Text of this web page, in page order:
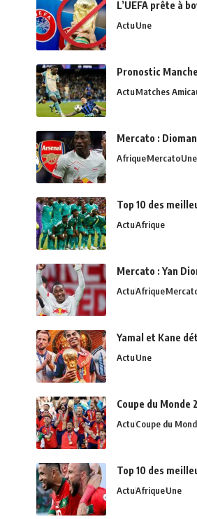
L’UEFA prête à
ActuUne
Pronostic
ActuMatches
Mercato :
AfriqueMercatoUne
Top 10 des
ActuAfrique
Mercato : Yan
ActuAfrique
Yamal et Kane
ActuUne
Coupe du Monde
ActuCoupe du
Top 10 des
ActuAfriqueUne